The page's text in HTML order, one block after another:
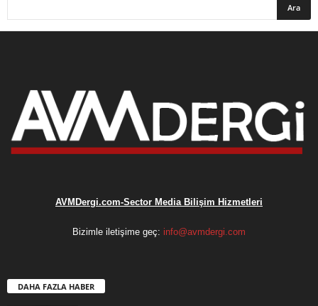
AVMDergi.com-Sector Media Bilişim Hizmetleri
Bizimle iletişime geç: info@avmdergi.com
DAHA FAZLA HABER